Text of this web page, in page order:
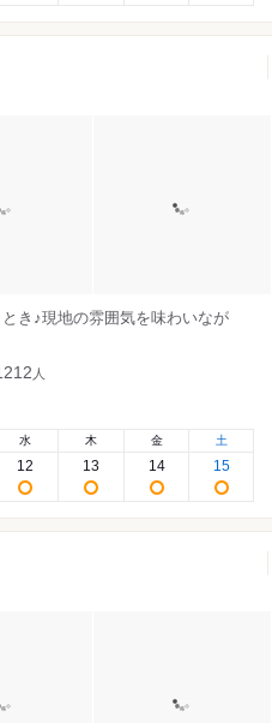
き♪現地の雰囲気を味わいなが
人
水
12
木
13
金
14
土
15